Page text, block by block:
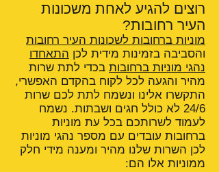
רוצים להגיע לאחת משכונות
העיר רחובות?
מוניות ברחובות לשכונות העיר רחובות
והסביבה בזמינות מידית לכן התאחדו
נהגי מוניות ברחובות בכדי לתת שרות
מהיר והגעה לכל לקוח בהקדם האפשרי,
התקשרו אלינו ונשמח לתת לכם שרות
24/6 לא כולל חגים ושבתות. נשמח
לעמוד לשרותכם בכל עת מוניות
ברחובות עובדים עם מספר נהגי מוניות
לכן השרות שלנו מהיר ומענה מידי חלק
ממוניות אלו הם: